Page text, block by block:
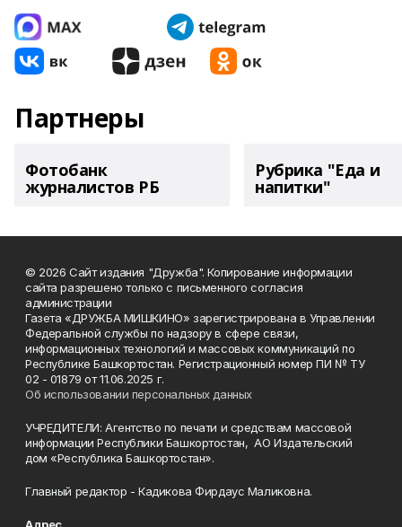
Партнеры
Фотобанк
журналистов РБ
Рубрика "Еда и
напитки"
© 2026 Сайт издания "Дружба". Копирование информации
сайта разрешено только с письменного согласия
администрации
Газета «ДРУЖБА МИШКИНО» зарегистрирована в Управлении
Федеральной службы по надзору в сфере связи,
информационных технологий и массовых коммуникаций по
Республике Башкортостан. Регистрационный номер ПИ № ТУ
02 - 01879 от 11.06.2025 г.
Об использовании персональных данных
УЧРЕДИТЕЛИ: Агентство по печати и средствам массовой
информации Республики Башкортостан, АО Издательский
дом «Республика Башкортостан».
Главный редактор - Кадикова Фирдаус Маликовна.